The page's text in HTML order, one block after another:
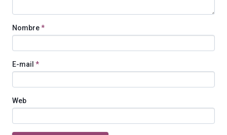
Nombre*
E-mail *
Web